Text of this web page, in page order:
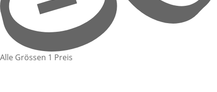
Alle Grössen 1 Preis